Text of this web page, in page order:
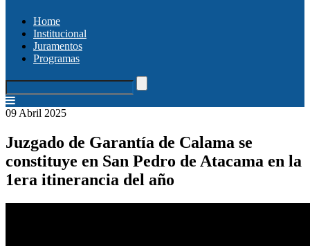
Home
Institucional
Juramentos
Programas
09 Abril 2025
Juzgado de Garantía de Calama se
constituye en San Pedro de Atacama en la
1era itinerancia del año